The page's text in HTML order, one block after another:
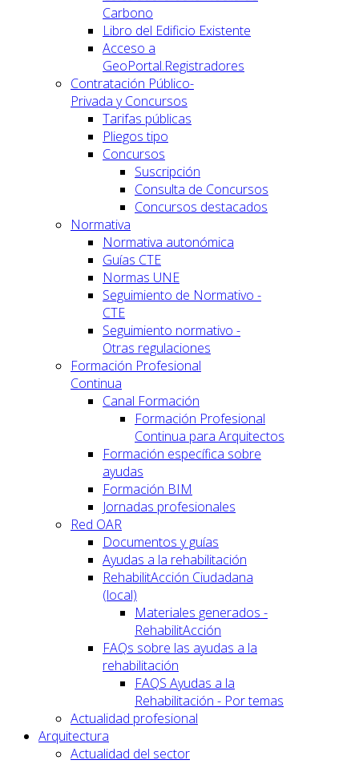
Carbono
Libro del Edificio Existente
Acceso a
GeoPortal.Registradores
Contratación Público-
Privada y Concursos
Tarifas públicas
Pliegos tipo
Concursos
Suscripción
Consulta de Concursos
Concursos destacados
Normativa
Normativa autonómica
Guías CTE
Normas UNE
Seguimiento de Normativo -
CTE
Seguimiento normativo -
Otras regulaciones
Formación Profesional
Continua
Canal Formación
Formación Profesional
Continua para Arquitectos
Formación específica sobre
ayudas
Formación BIM
Jornadas profesionales
Red OAR
Documentos y guías
Ayudas a la rehabilitación
RehabilitAcción Ciudadana
(local)
Materiales generados -
RehabilitAcción
FAQs sobre las ayudas a la
rehabilitación
FAQS Ayudas a la
Rehabilitación - Por temas
Actualidad profesional
Arquitectura
Actualidad del sector